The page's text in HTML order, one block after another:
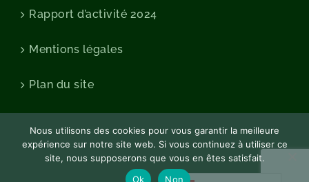
Rapport d’activité 2024
Mentions légales
Plan du site
Nous utilisons des cookies pour vous garantir la meilleure
expérience sur notre site web. Si vous continuez à utiliser ce
site, nous supposerons que vous en êtes satisfait.
Ok
Non